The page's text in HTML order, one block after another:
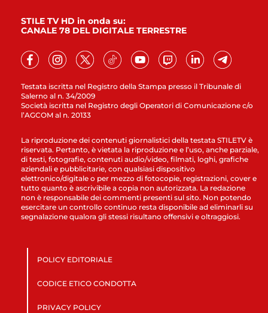
Testata iscritta nel Registro della Stampa presso il Tribunale di
Salerno al n. 34/2009
Società iscritta nel Registro degli Operatori di Comunicazione c/o
l’AGCOM al n. 20133
STILE TV HD in onda su:
CANALE 78 DEL DIGITALE TERRESTRE
La riproduzione dei contenuti giornalistici della testata STILETV è
riservata. Pertanto, è vietata la riproduzione e l’uso, anche parziale,
di testi, fotografie, contenuti audio/video, filmati, loghi, grafiche
aziendali e pubblicitarie, con qualsiasi dispositivo
elettronico/digitale o per mezzo di fotocopie, registrazioni, cover e
tutto quanto è ascrivibile a copia non autorizzata. La redazione
non è responsabile dei commenti presenti sul sito. Non potendo
esercitare un controllo continuo resta disponibile ad eliminarli su
segnalazione qualora gli stessi risultano offensivi e oltraggiosi.
POLICY EDITORIALE
CODICE ETICO CONDOTTA
PRIVACY POLICY